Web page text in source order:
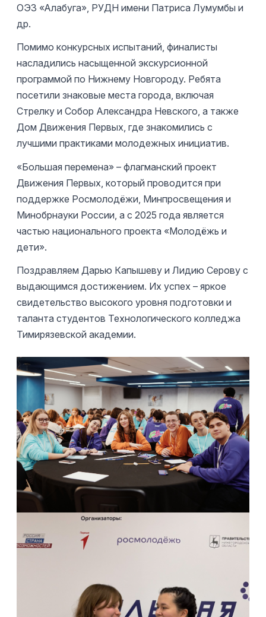
ОЭЗ «Алабуга», РУДН имени Патриса Лумумбы и
др.
Помимо конкурсных испытаний, финалисты
насладились насыщенной экскурсионной
программой по Нижнему Новгороду. Ребята
посетили знаковые места города, включая
Стрелку и Собор Александра Невского, а также
Дом Движения Первых, где знакомились с
лучшими практиками молодежных инициатив.
«Большая перемена» – флагманский проект
Движения Первых, который проводится при
поддержке Росмолодёжи, Минпросвещения и
Минобрнауки России, а с 2025 года является
частью национального проекта «Молодёжь и
дети».
Поздравляем Дарью Капышеву и Лидию Серову с
выдающимся достижением. Их успех – яркое
свидетельство высокого уровня подготовки и
таланта студентов Технологического колледжа
Тимирязевской академии.